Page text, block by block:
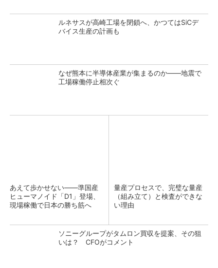
ルネサスが高崎工場を閉鎖へ、かつてはSiCデ
バイス生産の計画も
なぜ熊本に半導体産業が集まるのか――地震で
工場稼働停止相次ぐ
あえて歩かせない――準国産
ヒューマノイド「D1」登場、
現場稼働で日本の勝ち筋へ
量産プロセスで、完璧な量産
（組み立て）と検査ができな
い理由
ソニーグループがタムロン買収を提案、その狙
いは？ CFOがコメント